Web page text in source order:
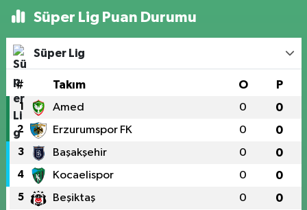
Süper Lig Puan Durumu
Süper Lig
# Takım O P
1 Amed 0 0
2 Erzurumspor FK 0 0
3 Başakşehir 0 0
4 Kocaelispor 0 0
5 Beşiktaş 0 0